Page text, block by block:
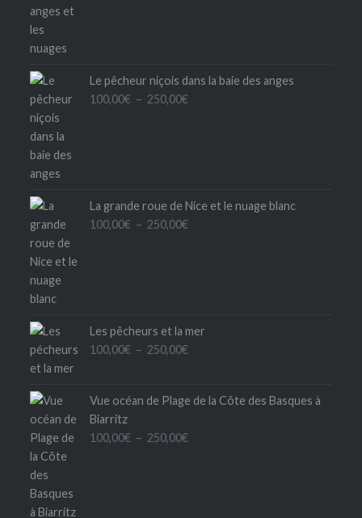
250,00€
Le pêcheur niçois dans la baie des anges
100,00€ – 250,00€Plage
La grande roue de Nice et le nuage blanc
100,00€ – 250,00€Plage
Les pêcheurs et la mer
100,00€ – 250,00€Plage
100,00€
250,00€
Vue océan de Plage de la Côte des Basques à
Biarritz
100,00€ – 250,00€Plage